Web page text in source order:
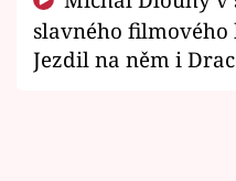
slavného filmového
Jezdil na něm i